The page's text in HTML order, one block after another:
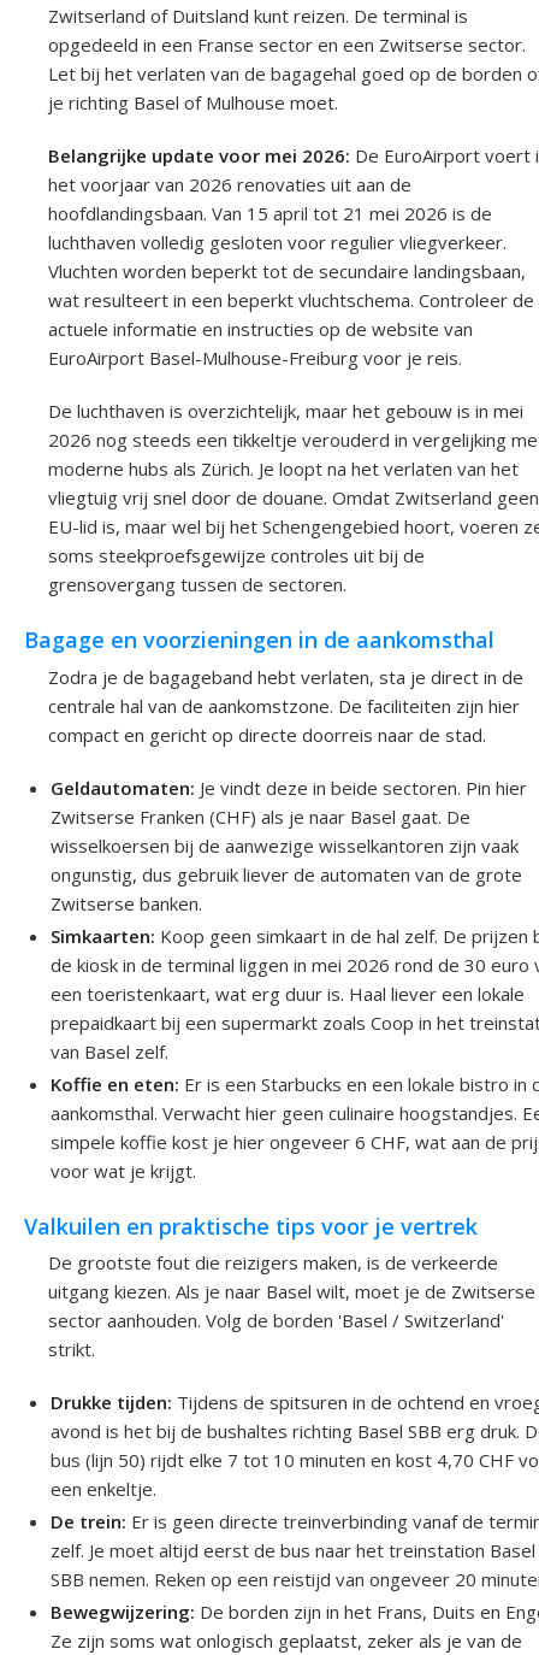
Zwitserland of Duitsland kunt reizen. De terminal is
opgedeeld in een Franse sector en een Zwitserse sector.
Let bij het verlaten van de bagagehal goed op de borden
je richting Basel of Mulhouse moet.
Belangrijke update voor mei 2026: De EuroAirport voert
het voorjaar van 2026 renovaties uit aan de
hoofdlandingsbaan. Van 15 april tot 21 mei 2026 is de
luchthaven volledig gesloten voor regulier vliegverkeer.
Vluchten worden beperkt tot de secundaire landingsbaan,
wat resulteert in een beperkt vluchtschema. Controleer de
actuele informatie en instructies op de website van
EuroAirport Basel-Mulhouse-Freiburg voor je reis.
De luchthaven is overzichtelijk, maar het gebouw is in mei
2026 nog steeds een tikkeltje verouderd in vergelijking
moderne hubs als Zürich. Je loopt na het verlaten van het
vliegtuig vrij snel door de douane. Omdat Zwitserland geen
EU-lid is, maar wel bij het Schengengebied hoort, voeren
soms steekproefsgewijze controles uit bij de
grensovergang tussen de sectoren.
Bagage en voorzieningen in de aankomsthal
Zodra je de bagageband hebt verlaten, sta je direct in de
centrale hal van de aankomstzone. De faciliteiten zijn hier
compact en gericht op directe doorreis naar de stad.
Geldautomaten: Je vindt deze in beide sectoren. Pin hier
Zwitserse Franken (CHF) als je naar Basel gaat. De
wisselkoersen bij de aanwezige wisselkantoren zijn vaak
ongunstig, dus gebruik liever de automaten van de grote
Zwitserse banken.
Simkaarten: Koop geen simkaart in de hal zelf. De prijzen
de kiosk in de terminal liggen in mei 2026 rond de 30 euro
een toeristenkaart, wat erg duur is. Haal liever een lokale
prepaidkaart bij een supermarkt zoals Coop in het
van Basel zelf.
Koffie en eten: Er is een Starbucks en een lokale bistro in
aankomsthal. Verwacht hier geen culinaire hoogstandjes.
simpele koffie kost je hier ongeveer 6 CHF, wat aan de
voor wat je krijgt.
Valkuilen en praktische tips voor je vertrek
De grootste fout die reizigers maken, is de verkeerde
uitgang kiezen. Als je naar Basel wilt, moet je de Zwitserse
sector aanhouden. Volg de borden 'Basel / Switzerland'
strikt.
Drukke tijden: Tijdens de spitsuren in de ochtend en
avond is het bij de bushaltes richting Basel SBB erg druk.
bus (lijn 50) rijdt elke 7 tot 10 minuten en kost 4,70 CHF
een enkeltje.
De trein: Er is geen directe treinverbinding vanaf de
zelf. Je moet altijd eerst de bus naar het treinstation Basel
SBB nemen. Reken op een reistijd van ongeveer 20
Bewegwijzering: De borden zijn in het Frans, Duits en
Ze zijn soms wat onlogisch geplaatst, zeker als je van de